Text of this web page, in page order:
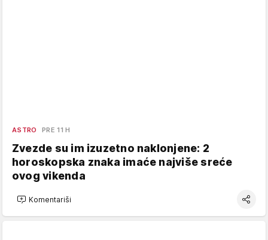
ASTRO PRE 11 H
Zvezde su im izuzetno naklonjene: 2
horoskopska znaka imaće najviše sreće
ovog vikenda
Komentariši